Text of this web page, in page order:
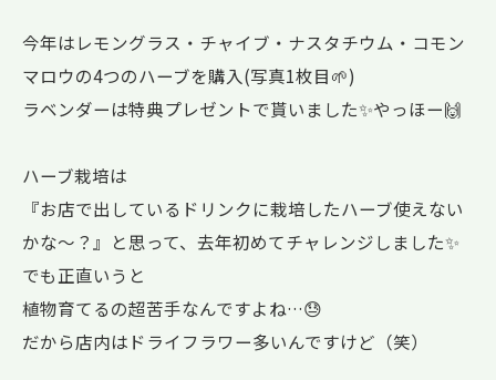
今年はレモングラス・チャイブ・ナスタチウム・コモン
マロウの4つのハーブを購入(写真1枚目🌱)
ラベンダーは特典プレゼントで貰いました✨やっほー🙌
ハーブ栽培は
『お店で出しているドリンクに栽培したハーブ使えない
かな〜？』と思って、去年初めてチャレンジしました✨
でも正直いうと
植物育てるの超苦手なんですよね…😓
だから店内はドライフラワー多いんですけど（笑）